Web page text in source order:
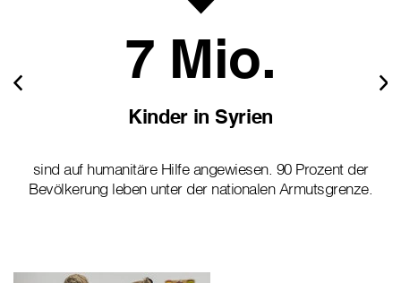
7 Mio.
Kinder in Syrien
sind auf humanitäre Hilfe angewiesen. 90 Prozent der
Bevölkerung leben unter der nationalen Armutsgrenze.